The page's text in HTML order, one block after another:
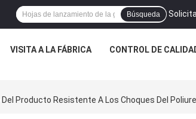
Búsqueda
VISITA A LA FÁBRICA CONTROL DE
Producto Resistente A Los Choques Del